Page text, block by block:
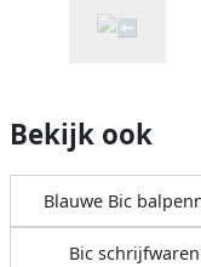
Bekijk ook
Blauwe Bic
Bic schrijfwaren